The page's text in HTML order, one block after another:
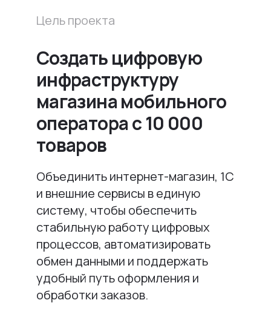
Цель проекта
Создать цифровую
инфраструктуру
магазина мобильного
оператора c 10 000
товаров
Объединить интернет-магазин, 1С
и внешние сервисы в единую
систему, чтобы обеспечить
стабильную работу цифровых
процессов, автоматизировать
обмен данными и поддержать
удобный путь оформления и
обработки заказов.